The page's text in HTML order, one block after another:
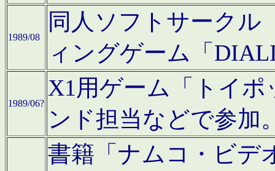
1989/08
同人ソフトサークル
ィングゲーム「
1989/06?
X1用ゲーム「トイ
ンド担当などで参加
書籍「ナムコ・ビデ